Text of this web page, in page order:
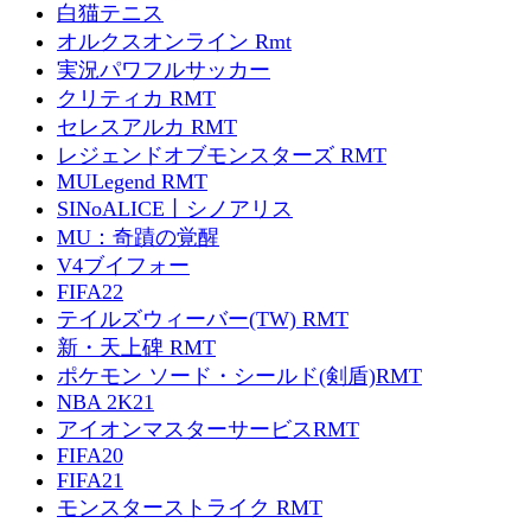
白猫テニス
オルクスオンライン Rmt
実況パワフルサッカー
クリティカ RMT
セレスアルカ RMT
レジェンドオブモンスターズ RMT
MULegend RMT
SINoALICE丨シノアリス
MU：奇蹟の覚醒
V4ブイフォー
FIFA22
テイルズウィーバー(TW) RMT
新・天上碑 RMT
ポケモン ソード・シールド(剣盾)RMT
NBA 2K21
アイオンマスターサービスRMT
FIFA20
FIFA21
モンスターストライク RMT